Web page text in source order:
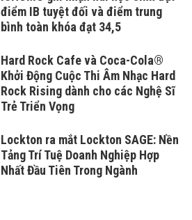
điểm IB tuyệt đối và điểm trung
bình toàn khóa đạt 34,5
Hard Rock Cafe và Coca-Cola®
Khởi Động Cuộc Thi Âm Nhạc Hard
Rock Rising dành cho các Nghệ Sĩ
Trẻ Triển Vọng
Lockton ra mắt Lockton SAGE: Nền
Tảng Trí Tuệ Doanh Nghiệp Hợp
Nhất Đầu Tiên Trong Ngành